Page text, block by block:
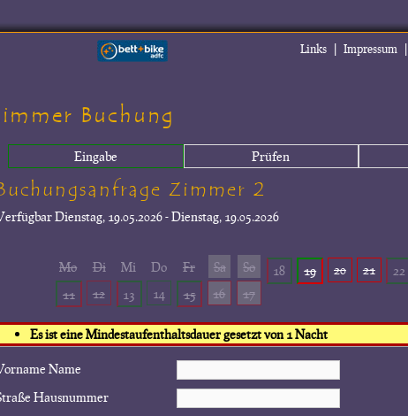
Links | Impressum |
Buchung
Eingabe Prüfen
Zimmer 2
Dienstag, 19.05.2026 - Dienstag, 19.05.2026
Mo
11
Di
12
Mi
13
Do
14
Fr
15
Sa
16
So
17
18 19 20 21 22
Es ist eine Mindestaufenthaltsdauer gesetzt von 1 Nacht
Name
Hausnummer